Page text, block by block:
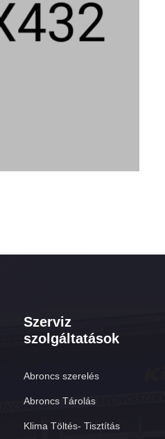
Szerviz
szolgáltatások
Abroncs szerelés
Abroncs Tárolás
Klima Töltés- Tisztítás